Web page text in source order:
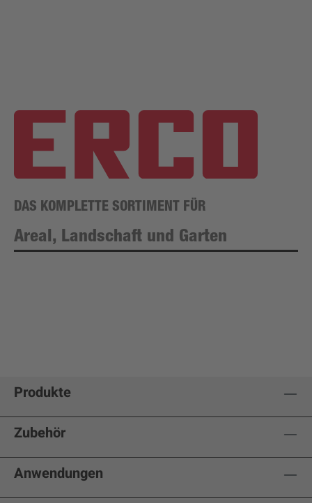
DAS KOMPLETTE SORTIMENT FÜR
Areal, Landschaft und Garten
Produkte
Zubehör
Anwendungen